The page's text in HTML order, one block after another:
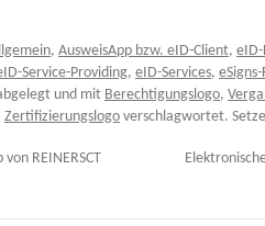
, AusweisApp bzw. eID-Client,
Service-Providing, eID-Services,
und mit Berechtigungslogo,
Zertifizierungslogo verschlagwortet.
REINERSCT